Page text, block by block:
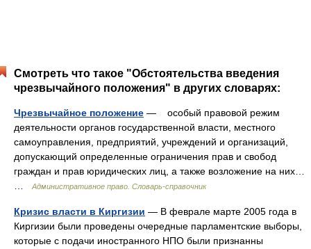
Смотреть что такое "Обстоятельства введения
чрезвычайного положения" в других словарях:
Чрезвычайное положение — особый правовой режим
деятельности органов государственной власти, местного
самоуправления, предприятий, учреждений и организаций,
допускающий определенные ограничения прав и свобод
граждан и прав юридических лиц, а также возложение на них…
Административное право. Словарь-справочник
Кризис власти в Киргизии — В феврале марте 2005 года в
Киргизии были проведены очередные парламентские выборы,
которые с подачи иностранного НПО были признанны